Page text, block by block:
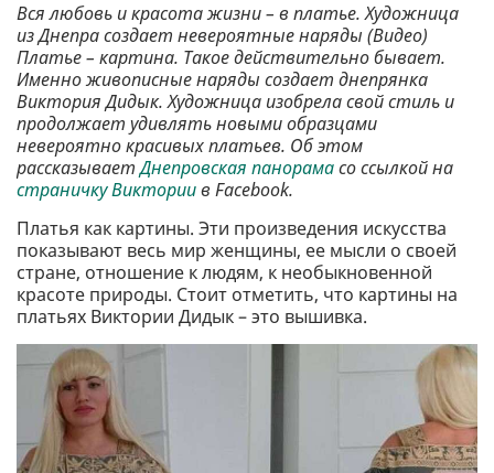
Вся любовь и красота жизни – в платье. Художница
из Днепра создает невероятные наряды (Видео)
Платье – картина. Такое действительно бывает.
Именно живописные наряды создает днепрянка
Виктория Дидык. Художница изобрела свой стиль и
продолжает удивлять новыми образцами
невероятно красивых платьев. Об этом
рассказываетДнепровская панорамасо ссылкой на
страничку Викториив Facebook.
Платья как картины. Эти произведения искусства
показывают весь мир женщины, ее мысли о своей
стране, отношение к людям, к необыкновенной
красоте природы. Стоит отметить, что картины на
платьях Виктории Дидык – это вышивка.